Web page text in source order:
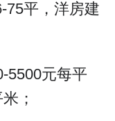
75平，洋房建
5500元每平
；